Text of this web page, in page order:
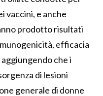
vaccini, e anche
prodotto risultati
efficacia
aggiungendo che i
di lesioni
generale di donne